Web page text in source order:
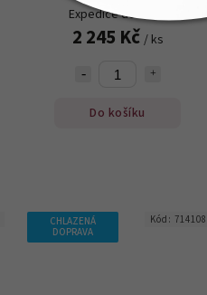
Expedice do 3 dnů
2 245 Kč / ks
Do košíku
CHLAZENÁ
DOPRAVA
Kód: 714108